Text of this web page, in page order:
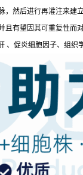
，然后进行再灌注来
有望因其可重复性而
、促炎细胞因子、组织